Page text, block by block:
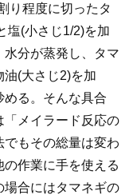
り程度に切ったタ
塩(小さじ1/2)を加
水分が蒸発し、タマ
(大さじ2)を加
める。そんな具合
「メイラード反応の
もその総量は変わ
作業に手を使える
場合にはタマネギの